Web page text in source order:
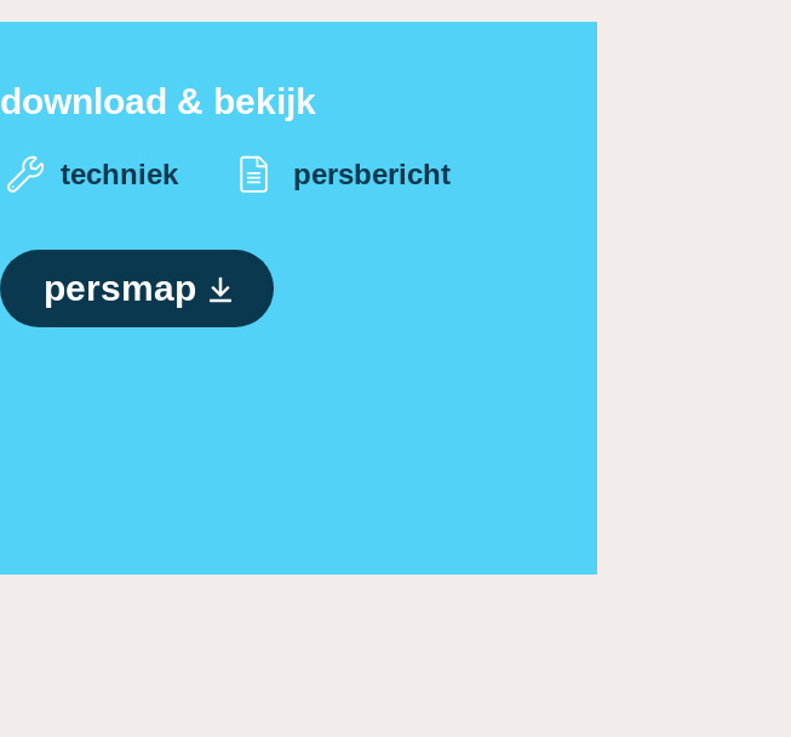
download & bekijk
techniek persbericht
persmap